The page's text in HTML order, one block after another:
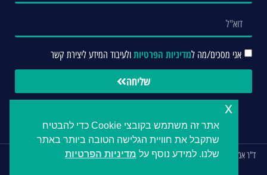
אני מסכים/מה למדיניות הפרטיות ולעיבוד המידע ליצירת קשר
שליחה
ד"ר אמיר גזמאוי מומחה לשיקום הפה, רופא שיניים ברמת השרון וחיפה. כל הזכויות שמורות ©
אתר זה משתמש בקובצי Cookie כדי להבטיח
שתקבל את חוויית הגלישה הטובה ביותר באתר
שלנו. למידע נוסף על מדיניות הפרטיות
x